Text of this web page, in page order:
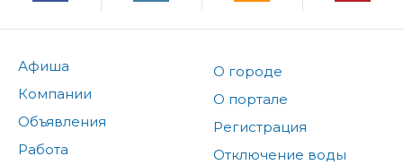
Афиша
Компании
Объявления
Работа
О городе
О портале
Регистрация
Отключение воды